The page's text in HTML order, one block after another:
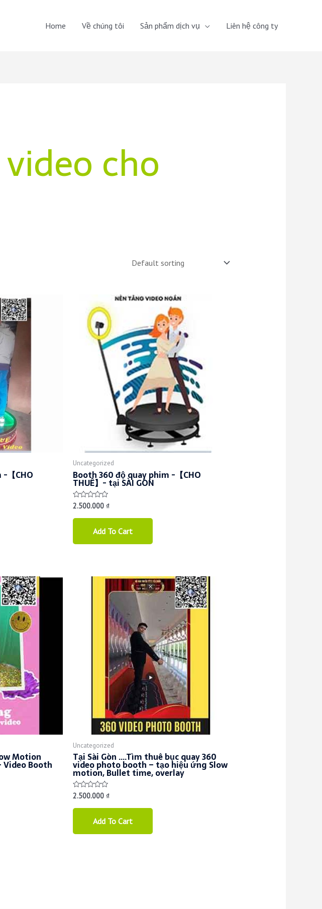
Home Về chúng tôi Sản phẩm dịch vụ Liên hệ công ty
cho
【CHO
Uncategorized
Booth 360 độ quay phim -【CHO
THUÊ】- tại SÀI GÒN
Rated
0
out
2.500.000 ₫
Add To Cart
Motion
Video Booth
Uncategorized
Tại Sài Gòn ….Tìm thuê bục quay 360
video photo booth – tạo hiệu ứng Slow
motion, Bullet time, overlay
Rated
0
out
2.500.000 ₫
Add To Cart